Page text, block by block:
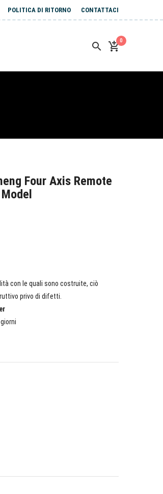
POLITICA DI RITORNO CONTATTACI
0
Four Axis Remote
con le quali sono costruite, ciò
privo di difetti.